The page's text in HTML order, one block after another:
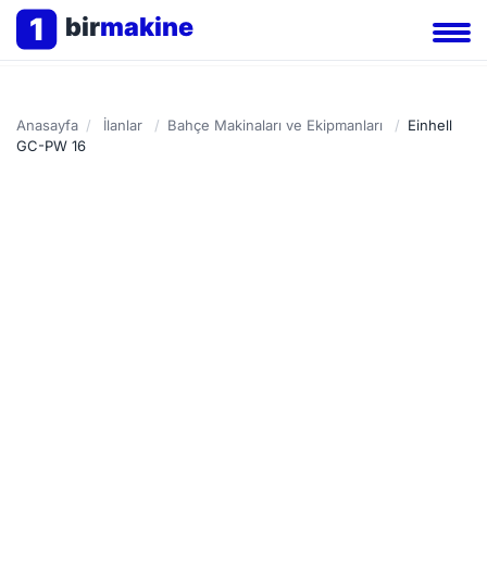
1 birmakine
Anasayfa / İlanlar / Bahçe Makinaları ve Ekipmanları / Einhell
GC-PW 16